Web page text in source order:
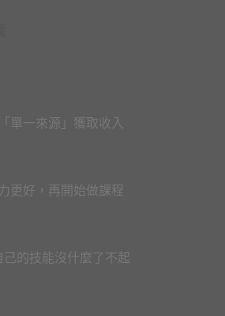
單一來源」獲取收入
更好，再開始做課程
己的技能沒什麼了不起